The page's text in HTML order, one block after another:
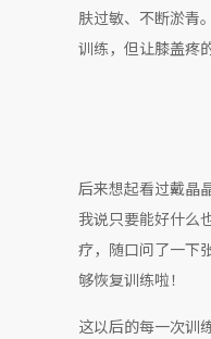
肤过敏、不断淤青
训练，但让膝盖疼
后来想起看过戴晶
我说只要能好什么
疗，随口问了一下
够恢复训练啦！
这以后的每一次训